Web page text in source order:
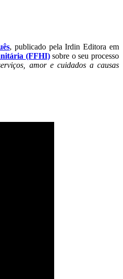
, publicado pela Irdin Editora em
(FFHI)sobre o seu processo
amor e cuidados a causas